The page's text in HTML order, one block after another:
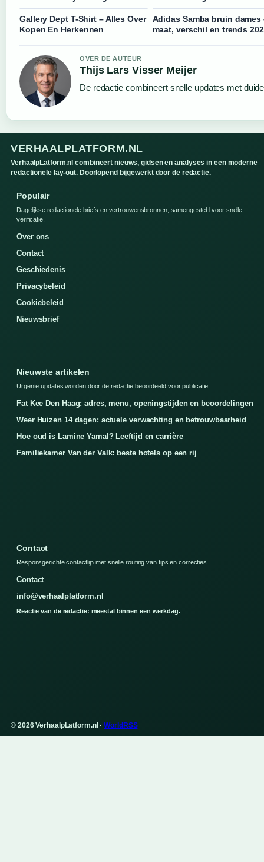
Gallery Dept T-Shirt – Alles Over
Kopen En Herkennen
Adidas Samba bruin dames
maat, verschil en trends
OVER DE AUTEUR
Thijs Lars Visser Meijer
De redactie combineert snelle updates met
VERHAALPLATFORM.NL
VerhaalpLatform.nl combineert nieuws, gidsen en analyses in een moderne
redactionele lay-out. Doorlopend bijgewerkt door de redactie.
Populair
Dagelijkse redactionele briefs en vertrouwensbronnen, samengesteld voor snelle
verificatie.
Over ons
Contact
Geschiedenis
Privacybeleid
Cookiebeleid
Nieuwsbrief
Nieuwste artikelen
Urgente updates worden door de redactie beoordeeld voor publicatie.
Fat Kee Den Haag: adres, menu, openingstijden en beoordelingen
Weer Huizen 14 dagen: actuele verwachting en betrouwbaarheid
Hoe oud is Lamine Yamal? Leeftijd en carrière
Familiekamer Van der Valk: beste hotels op een rij
Contact
Responsgerichte contactlijn met snelle routing van tips en correcties.
Contact
info@verhaalplatform.nl
Reactie van de redactie: meestal binnen een werkdag.
© 2026 VerhaalpLatform.nl ·WorldRSS